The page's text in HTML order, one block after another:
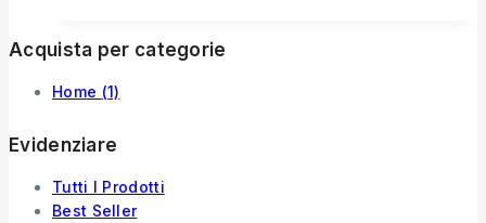
Acquista per categorie
Home (1)
Evidenziare
Tutti I Prodotti
Best Seller